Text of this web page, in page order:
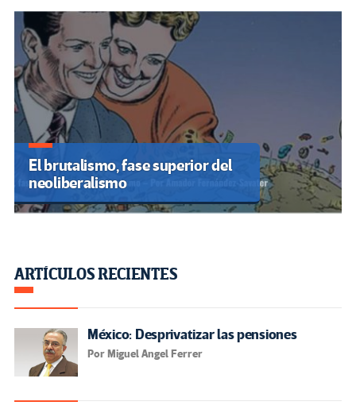
El brutalismo, fase superior del
neoliberalismo
ARTÍCULOS RECIENTES
México: Desprivatizar las pensiones
Por Miguel Angel Ferrer